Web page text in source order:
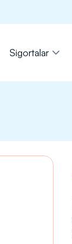
Sigortalar